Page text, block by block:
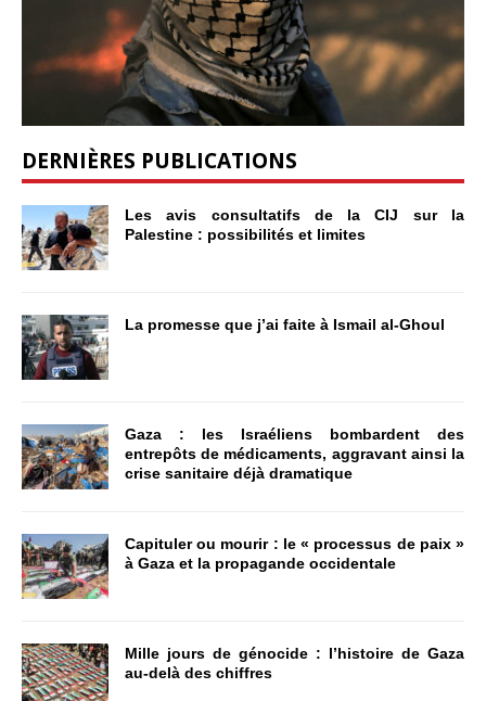
DERNIÈRES PUBLICATIONS
Les avis consultatifs de la CIJ sur la
Palestine : possibilités et limites
La promesse que j’ai faite à Ismail al-Ghoul
Gaza : les Israéliens bombardent des
entrepôts de médicaments, aggravant ainsi la
crise sanitaire déjà dramatique
Capituler ou mourir : le « processus de paix »
à Gaza et la propagande occidentale
Mille jours de génocide : l’histoire de Gaza
au-delà des chiffres